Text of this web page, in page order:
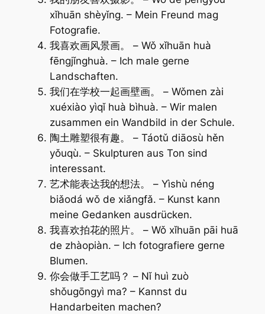
xǐhuān shèyǐng. – Mein Freund mag
Fotografie.
我喜欢画风景画。 – Wǒ xǐhuān huà
fēngjǐnghuà. – Ich male gerne
Landschaften.
我们在学校一起画壁画。 – Wǒmen zài
xuéxiào yìqǐ huà bìhuà. – Wir malen
zusammen ein Wandbild in der Schule.
陶土雕塑很有趣。 – Táotǔ diāosù hěn
yǒuqù. – Skulpturen aus Ton sind
interessant.
艺术能表达我的想法。 – Yìshù néng
biǎodá wǒ de xiǎngfǎ. – Kunst kann
meine Gedanken ausdrücken.
我喜欢拍花的照片。 – Wǒ xǐhuān pāi huā
de zhàopiàn. – Ich fotografiere gerne
Blumen.
你会做手工艺吗？ – Nǐ huì zuò
shǒugōngyì ma? – Kannst du
Handarbeiten machen?